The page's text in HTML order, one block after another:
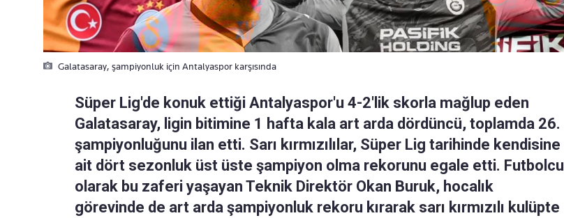
Galatasaray, şampiyonluk için Antalyaspor karşısında
Süper Lig'de konuk ettiği Antalyaspor'u 4-2'lik skorla mağlup eden
Galatasaray, ligin bitimine 1 hafta kala art arda dördüncü, toplamda 26.
şampiyonluğunu ilan etti. Sarı kırmızılılar, Süper Lig tarihinde kendisine
ait dört sezonluk üst üste şampiyon olma rekorunu egale etti. Futbolcu
olarak bu zaferi yaşayan Teknik Direktör Okan Buruk, hocalık
görevinde de art arda şampiyonluk rekoru kırarak sarı kırmızılı kulüpte